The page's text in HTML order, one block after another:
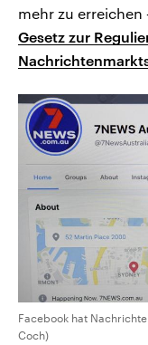
mehr zu erreichen
Gesetz zur
Facebook hat
Coch)